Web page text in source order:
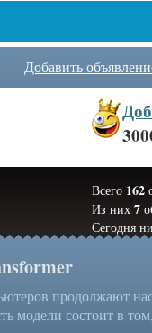
Добавить
Всего 162
Из них 7
Сегодня
продолжают
модели состоит в